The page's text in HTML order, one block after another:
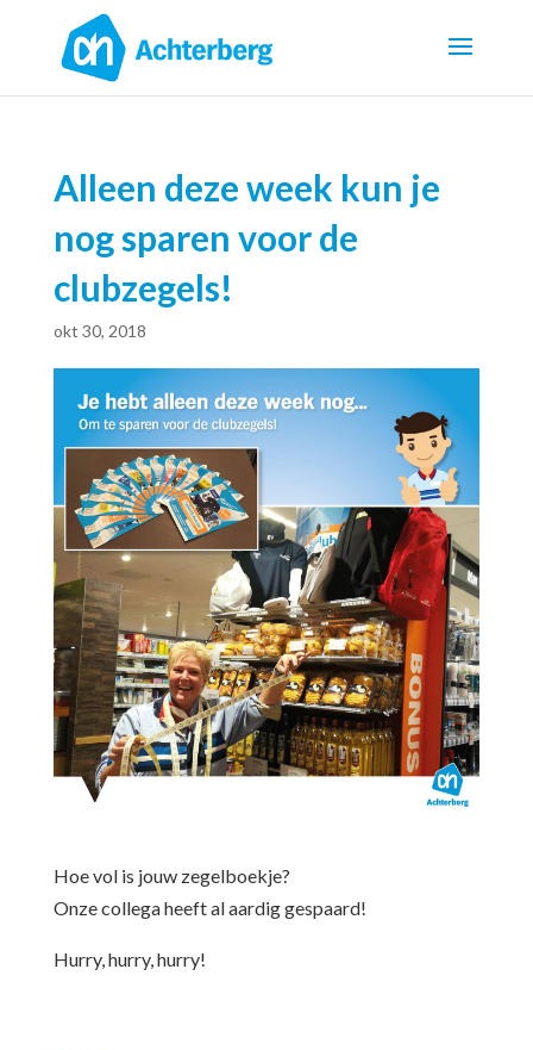
Alleen deze week kun je
nog sparen voor de
clubzegels!
okt 30, 2018
Hoe vol is jouw zegelboekje?
Onze collega heeft al aardig gespaard!
Hurry, hurry, hurry!